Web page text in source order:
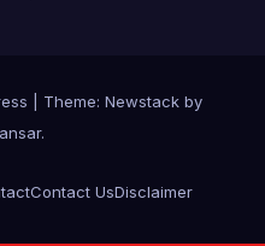
Theme: Newstackby
.
Contact UsDisclaimer